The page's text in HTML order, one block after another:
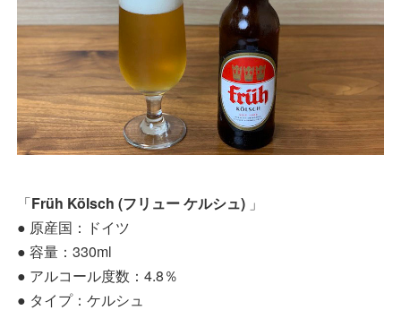
「Früh Kölsch (フリュー ケルシュ) 」
● 原産国：ドイツ
● 容量：330ml
● アルコール度数：4.8％
● タイプ：ケルシュ